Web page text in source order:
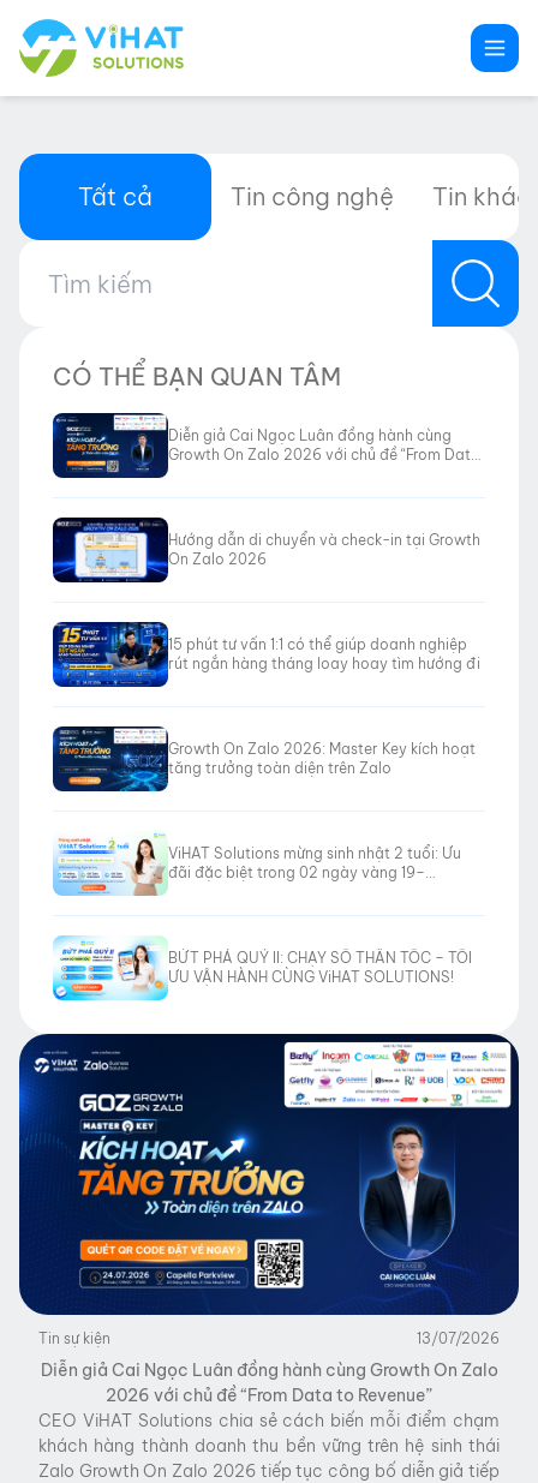
đến
phần
Tất cả Tin công nghệ Tin
Tin sự kiện 13/07/2026
Diễn giả Cai Ngọc Luân đồng hành cùng Growth On Zalo
2026 với chủ đề “From Data to Revenue”
CEO ViHAT Solutions chia sẻ cách biến mỗi điểm chạm
khách hàng thành doanh thu bền vững trên hệ sinh thái
Zalo Growth On Zalo 2026 tiếp tục công bố diễn giả tiếp
CÓ THỂ BẠN QUAN TÂM
Diễn giả Cai Ngọc Luân đồng hành cùng
Growth On Zalo 2026 với chủ đề “From Data
Hướng dẫn di chuyển và check-in tại Growth
On Zalo 2026
15 phút tư vấn 1:1 có thể giúp doanh nghiệp
rút ngắn hàng tháng loay hoay tìm hướng đi
Growth On Zalo 2026: Master Key kích hoạt
tăng trưởng toàn diện trên Zalo
ViHAT Solutions mừng sinh nhật 2 tuổi: Ưu
đãi đặc biệt trong 02 ngày vàng 19–
BỨT PHÁ QUÝ II: CHẠY SỐ THẦN TỐC – TỐI
ƯU VẬN HÀNH CÙNG ViHAT SOLUTIONS!